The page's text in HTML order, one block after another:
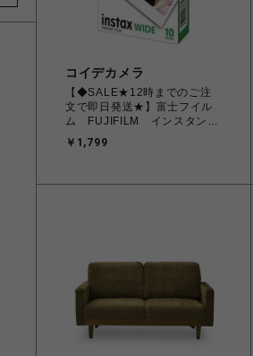
コイデカメラ
【◆SALE★12時までのご注
文で即日発送★】富士フイル
ム FUJIFILM インスタント
カラーフィルム instax WIDE
ワイド 1パック(10枚入)
￥1,799